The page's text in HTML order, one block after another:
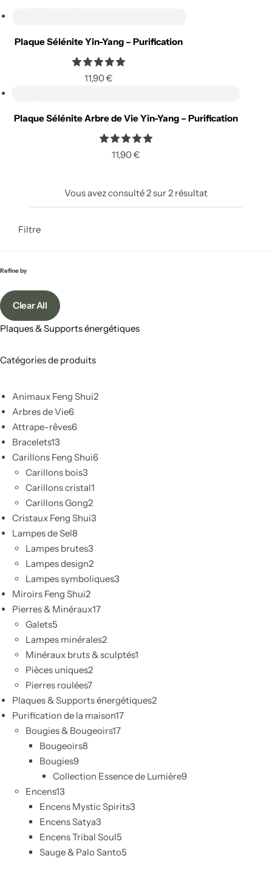
Plaque Sélénite Yin-Yang – Purification
11,90€
Ajouter au panier
Plaque Sélénite Arbre de Vie Yin-Yang – Purification
11,90€
Vous avez consulté2sur2 résultat
Filtre
Refine by
Clear All
Plaques & Supports énergétiques
Catégories de produits
Animaux Feng Shui2
Arbres de Vie6
Attrape-rêves6
Bracelets13
Carillons Feng Shui6
Carillons bois3
Carillons cristal1
Carillons Gong2
Cristaux Feng Shui3
Lampes de Sel8
Lampes brutes3
Lampes design2
Lampes symboliques3
Miroirs Feng Shui2
Pierres & Minéraux17
Galets5
Lampes minérales2
Minéraux bruts & sculptés1
Pièces uniques2
Pierres roulées7
Plaques & Supports énergétiques2
Purification de la maison17
Bougies & Bougeoirs17
Bougeoirs8
Bougies9
Collection Essence de Lumière9
Encens13
Encens Mystic Spirits3
Encens Satya3
Encens Tribal Soul5
Sauge & Palo Santo5